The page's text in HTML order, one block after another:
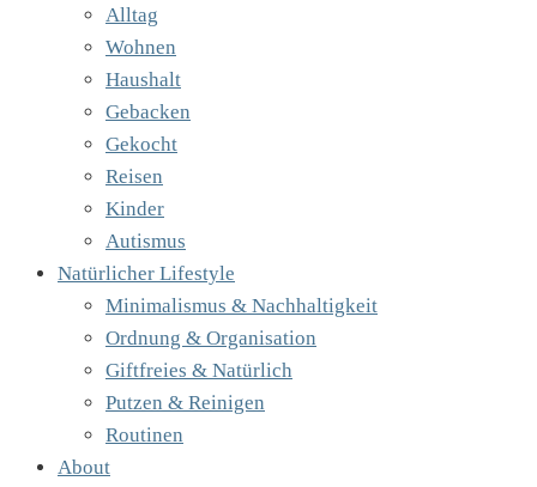
Alltag
Wohnen
Haushalt
Gebacken
Gekocht
Reisen
Kinder
Autismus
Natürlicher Lifestyle
Minimalismus & Nachhaltigkeit
Ordnung & Organisation
Giftfreies & Natürlich
Putzen & Reinigen
Routinen
About